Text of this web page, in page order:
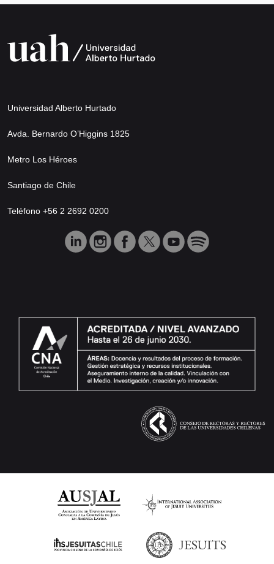
Universidad Alberto Hurtado
Avda. Bernardo O’Higgins 1825
Metro Los Héroes
Santiago de Chile
Teléfono +56 2 2692 0200